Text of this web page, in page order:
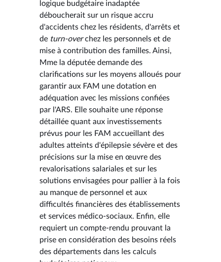
logique budgétaire inadaptée
déboucherait sur un risque accru
d'accidents chez les résidents, d'arrêts et
de turn-overchez les personnels et de
mise à contribution des familles. Ainsi,
Mme la députée demande des
clarifications sur les moyens alloués pour
garantir aux FAM une dotation en
adéquation avec les missions confiées
par l'ARS. Elle souhaite une réponse
détaillée quant aux investissements
prévus pour les FAM accueillant des
adultes atteints d'épilepsie sévère et des
précisions sur la mise en œuvre des
revalorisations salariales et sur les
solutions envisagées pour pallier à la fois
au manque de personnel et aux
difficultés financières des établissements
et services médico-sociaux. Enfin, elle
requiert un compte-rendu prouvant la
prise en considération des besoins réels
des départements dans les calculs